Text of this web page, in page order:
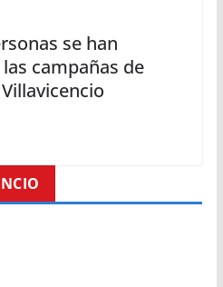
se han
campañas de